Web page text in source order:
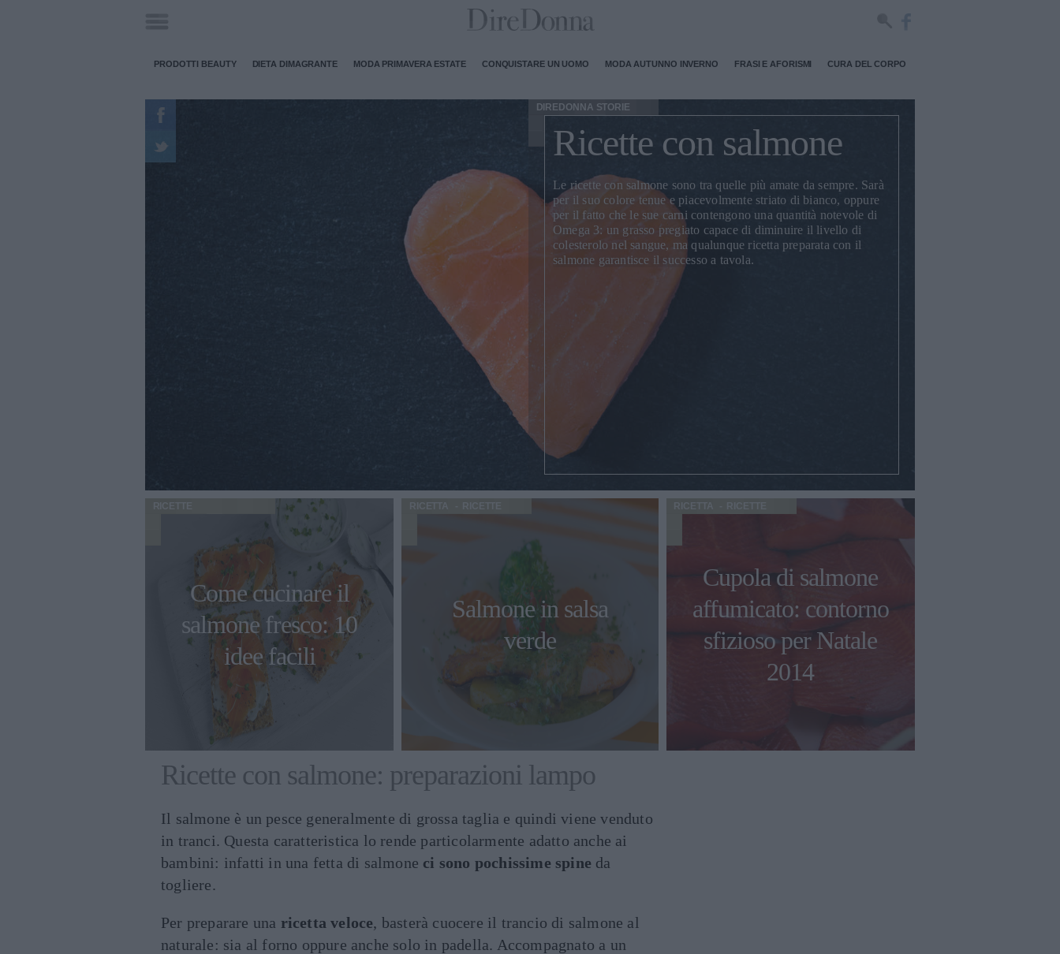
PRODOTTI BEAUTY DIETA DIMAGRANTE MODA PRIMAVERA ESTATE CONQUISTARE UN UOMO MODA AUTUNNO INVERNO FRASI E AFORISMI CURA DEL CORPO
DIREDONNA STORIE
Ricette con salmone
Le ricette con salmone sono tra quelle più amate da sempre. Sarà
per il suo colore tenue e piacevolmente striato di bianco, oppure
per il fatto che le sue carni contengono una quantità notevole di
Omega 3: un grasso pregiato capace di diminuire il livello di
colesterolo nel sangue, ma qualunque ricetta preparata con il
salmone garantisce il successo a tavola.
RICETTE
Come cucinare il
salmone fresco: 10
idee facili
RICETTA
Salmone in salsa
verde
RICETTA
Cupola di salmone
affumicato: contorno
sfizioso per Natale
2014
Ricette con salmone: preparazioni lampo
Il salmone è un pesce generalmente di grossa taglia e quindi viene venduto
in tranci. Questa caratteristica lo rende particolarmente adatto anche ai
bambini: infatti in una fetta di salmone ci sono pochissime spine da
togliere.
Per preparare una ricetta veloce, basterà cuocere il trancio di salmone al
naturale: sia al forno oppure anche solo in padella. Accompagnato a un